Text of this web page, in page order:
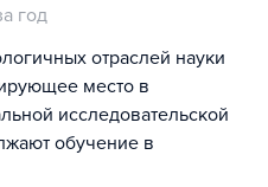
год
отраслей науки
место в
исследовательской
обучение в